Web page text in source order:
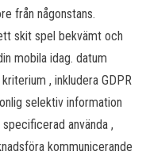
från någonstans.
skit spel bekvämt och
mobila idag. datum
, inkludera GDPR
selektiv information
använda ,
kommunicerande